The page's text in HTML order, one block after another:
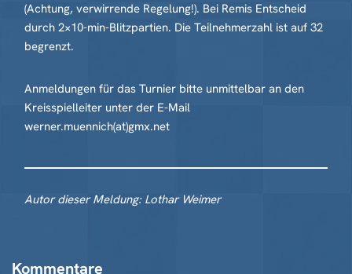
(Achtung, verwirrende Regelung!). Bei Remis Entscheid
durch 2×10-min-Blitzpartien. Die Teilnehmerzahl ist auf 32
begrenzt.
Anmeldungen für das Turnier bitte unmittelbar an den
Kreisspielleiter unter der E-Mail
werner.muennich(at)gmx.net
Autor dieser Meldung: Lothar Weimer
Kommentare